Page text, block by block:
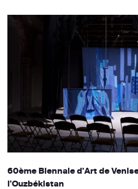
60ème Biennale d'Art de
l'Ouzbékistan